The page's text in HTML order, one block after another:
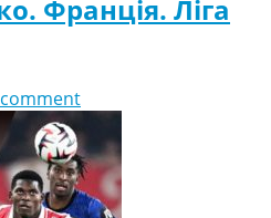
Франція. Ліга